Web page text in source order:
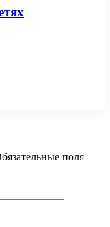
поля